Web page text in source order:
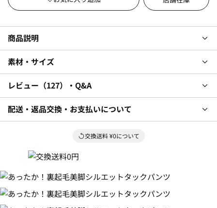
商品説明
素材・サイズ
レビュー 127 ・Q&A
配送・返品交換・お支払いについて
交換送料 ¥0について